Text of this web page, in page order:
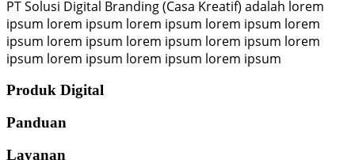
PT Solusi Digital Branding (Casa Kreatif) adalah lorem
ipsum lorem ipsum lorem ipsum lorem ipsum lorem
ipsum lorem ipsum lorem ipsum lorem ipsum lorem
ipsum lorem ipsum lorem ipsum lorem ipsum
Produk Digital
Panduan
Layanan